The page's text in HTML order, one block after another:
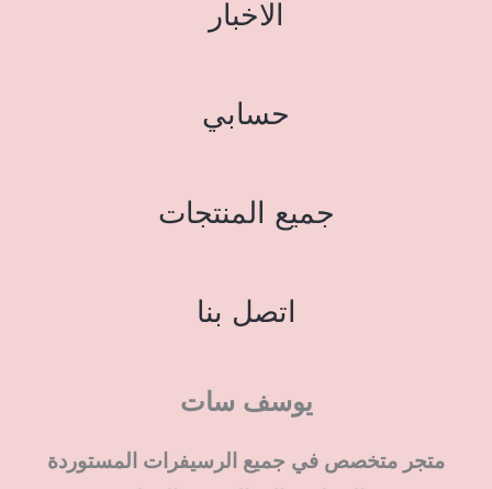
الاخبار
حسابي
جميع المنتجات
اتصل بنا
يوسف سات
متجر متخصص في جميع الرسيفرات المستوردة